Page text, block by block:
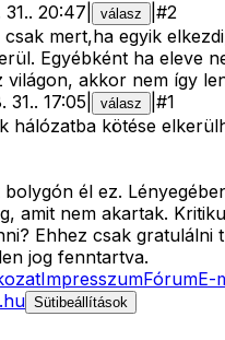
. 20:47 válasz #2
mert,ha egyik
Egyébként ha eleve
világon, akkor nem így
31.. 17:05 válasz #1
hálózatba kötése
él ez.
amit nem akartak.
Ehhez csak gratulálni
jog fenntartva.
ImpresszumFórumE-
Sütibeállítások